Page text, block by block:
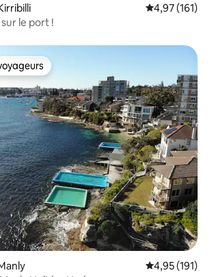
Évaluation
4,97 (161)
le port !
Évaluation
4,95 (191)